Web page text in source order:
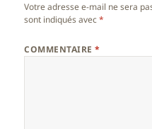
Votre adresse e-mail ne sera
sont indiqués avec*
COMMENTAIRE*